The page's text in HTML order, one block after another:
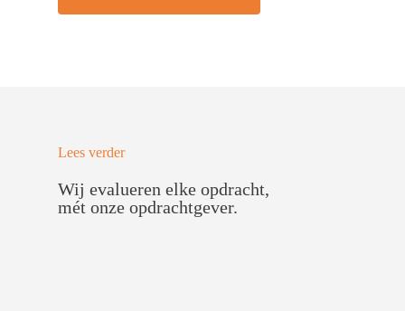
Lees verder
Wij evalueren elke opdracht,
mét onze opdrachtgever.